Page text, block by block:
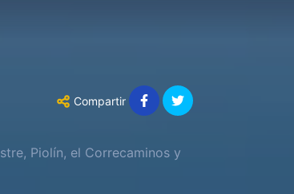
Compartir
Piolín, el Correcaminos y